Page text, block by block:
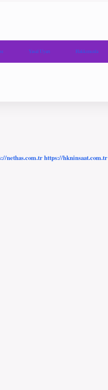
Yasal Uyarı Hakkımızda
nethas.com.trhttps://hkninsaat.com.tr